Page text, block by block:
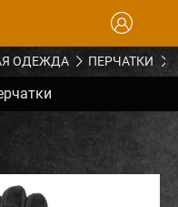
ОДЕЖДА ПЕРЧАТКИ